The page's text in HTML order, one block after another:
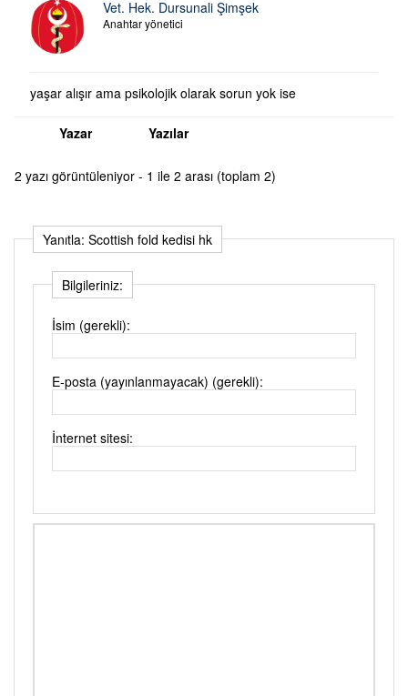
Vet. Hek. Dursunali Şimşek
Anahtar yönetici
yaşar alışır ama psikolojik olarak sorun yok ise
Yazar Yazılar
2 yazı görüntüleniyor - 1 ile 2 arası (toplam 2)
Yanıtla: Scottish fold kedisi hk
Bilgileriniz:
İsim (gerekli):
E-posta (yayınlanmayacak) (gerekli):
İnternet sitesi: